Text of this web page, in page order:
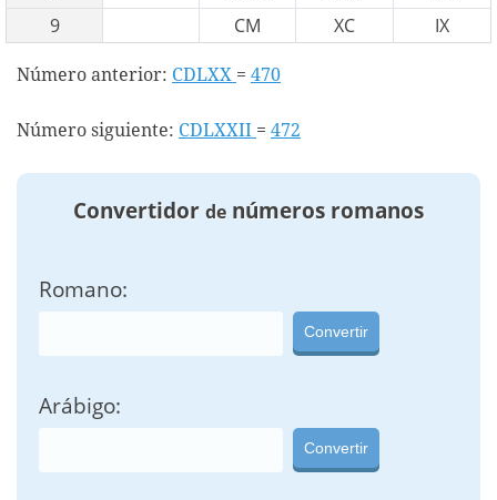
9
CM XC IX
Número anterior: CDLXX = 470
Número siguiente: CDLXXII = 472
Convertidor de números romanos
Romano:
Convertir
Arábigo:
Convertir